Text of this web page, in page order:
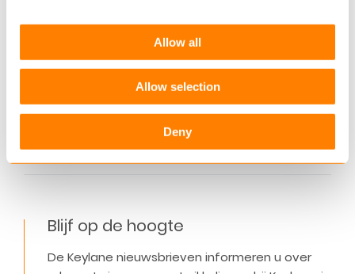
Allow all
Allow selection
Deny
AFM – Rapportage Inzicht Tweedepijler
– pensioenmarkt
Doel De uitkomsten van deze rapportage gebruikt
de AFM om het tweedepijlerpensioenlandschap in
kaart te brengen…
Blijf op de hoogte
De Keylane nieuwsbrieven informeren u over